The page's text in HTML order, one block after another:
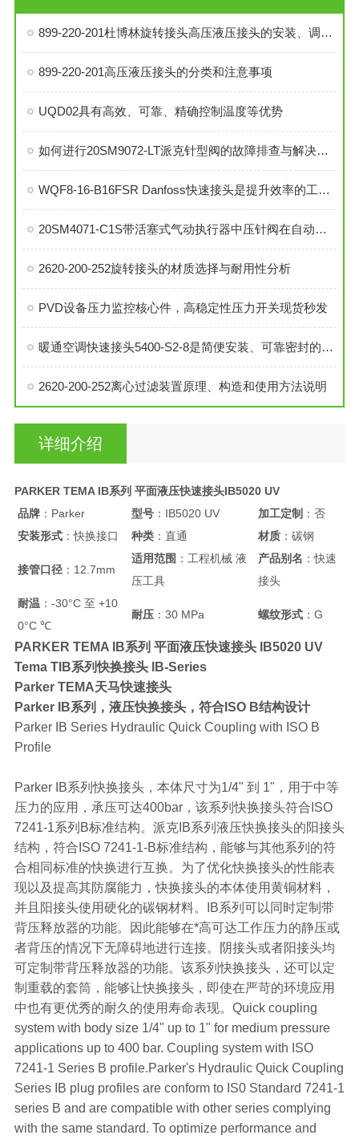
899-220-201杜博林旋转接头高压液压接头的安装、调试与维护技巧
899-220-201高压液压接头的分类和注意事项
UQD02具有高效、可靠、精确控制温度等优势
如何进行20SM9072-LT派克针型阀的故障排查与解决措施？
WQF8-16-B16FSR Danfoss快速接头是提升效率的工业连接解决方案
20SM4071-C1S带活塞式气动执行器中压针阀在自动化系统中的角色与功能
2620-200-252旋转接头的材质选择与耐用性分析
PVD设备压力监控核心件，高稳定性压力开关现货秒发
暖通空调快速接头5400-S2-8是简便安装、可靠密封的理想选择
2620-200-252离心过滤装置原理、构造和使用方法说明
详细介绍
PARKER TEMA IB系列 平面液压快速接头IB5020 UV
品牌：Parker 型号：IB5020 UV 加工定制：否
安装形式：快换接口 种类：直通 材质：碳钢
接管口径：12.7mm
适用范围 ：工程机械 液
压工具
产品别名 ：快速
接头
耐温 ：-30°C 至 +10
0°C ℃
耐压：30 MPa 螺纹形式：G
PARKER TEMA IB系列 平面液压快速接头 IB5020 UV
Tema TIB系列快换接头 IB-Series
Parker TEMA天马快速接头
Parker IB系列，液压快换接头，符合ISO B结构设计
Parker IB Series Hydraulic Quick Coupling with ISO B
Profile
Parker IB系列快换接头，本体尺寸为1/4" 到 1"，用于中等
压力的应用，承压可达400bar，该系列快换接头符合ISO
7241-1系列B标准结构。派克IB系列液压快换接头的阳接头
结构，符合ISO 7241-1-B标准结构，能够与其他系列的符
合相同标准的快换进行互换。为了优化快换接头的性能表
现以及提高其防腐能力，快换接头的本体使用黄铜材料，
并且阳接头使用硬化的碳钢材料。IB系列可以同时定制带
背压释放器的功能。因此能够在*高可达工作压力的静压或
者背压的情况下无障碍地进行连接。阴接头或者阳接头均
可定制带背压释放器的功能。该系列快换接头，还可以定
制重载的套筒，能够让快换接头，即使在严苛的环境应用
中也有更优秀的耐久的使用寿命表现。Quick coupling
system with body size 1/4" up to 1" for medium pressure
applications up to 400 bar. Coupling system with ISO
7241-1 Series B profile.Parker's Hydraulic Quick Coupling
Series IB plug profiles are conform to IS0 Standard 7241-1
series B and are compatible with other series complying
with the same standard. To optimize performance and